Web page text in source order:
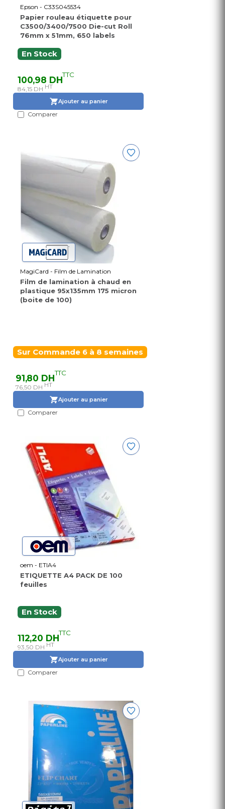
Epson - C33S045534
Papier rouleau étiquette pour
C3500/3400/7500 Die-cut Roll
76mm x 51mm, 650 labels
En Stock
100,98 DHTTC
84,15 DH HT
Ajouter au panier
Comparer
MagiCard - Film de Lamination
Film de lamination à chaud en
plastique 95x135mm 175 micron
(boite de 100)
Sur Commande 6 à 8 semaines
91,80 DHTTC
76,50 DH HT
Ajouter au panier
Comparer
oem - ETIA4
ETIQUETTE A4 PACK DE 100
feuilles
En Stock
112,20 DHTTC
93,50 DH HT
Ajouter au panier
Comparer